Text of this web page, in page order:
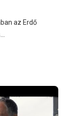
az Erdő